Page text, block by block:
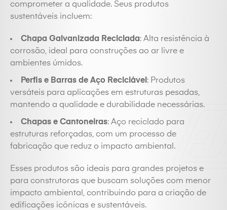
comprometer a qualidade. Seus produtos
sustentáveis incluem:
Chapa Galvanizada Reciclada: Alta resistência à
corrosão, ideal para construções ao ar livre e
ambientes úmidos.
Perfis e Barras de Aço Reciclável : Produtos
versáteis para aplicações em estruturas pesadas,
mantendo a qualidade e durabilidade necessárias.
Chapas e Cantoneiras: Aço reciclado para
estruturas reforçadas, com um processo de
fabricação que reduz o impacto ambiental.
Esses produtos são ideais para grandes projetos e
para construtoras que buscam soluções com menor
impacto ambiental, contribuindo para a criação de
edificações icônicas e sustentáveis.